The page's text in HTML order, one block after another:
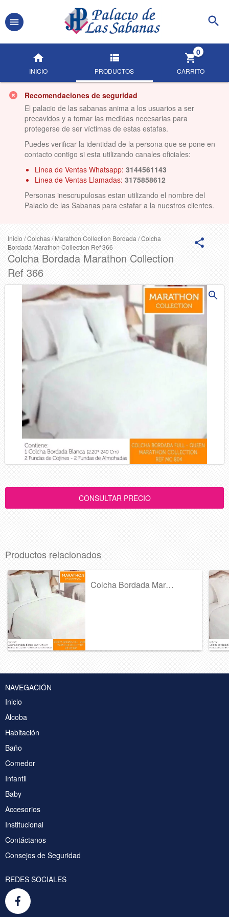
INICIO PRODUCTOS CARRITO
0
Recomendaciones de seguridad
El palacio de las sabanas anima a los usuarios a ser
precavidos y a tomar las medidas necesarias para
protegerse de ser víctimas de estas estafas.
Puedes verificar la identidad de la persona que se pone en
contacto contigo si esta utilizando canales oficiales:
Linea de Ventas Whatsapp: 3144561143
Linea de Ventas Llamadas: 3175858612
Personas inescrupulosas estan utilizando el nombre del
Palacio de las Sabanas para estafar a la nuestros clientes.
Inicio /Colchas/Marathon Collection Bordada /Colcha
Bordada Marathon Collection Ref 366
Colcha Bordada Marathon Collection
Ref 366
Productos relacionados
Colcha Bordada Marathon Collection Ref 4...
NAVEGACIÓN
Inicio
Alcoba
Habitación
Baño
Comedor
Infantil
Baby
Accesorios
Institucional
Contáctanos
Consejos de Seguridad
REDES SOCIALES